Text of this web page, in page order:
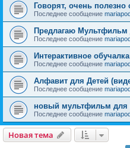
Говорят, очень
Последнее сообщение
Предлагаю
Последнее сообщение
Интерактивное
Последнее сообщение
Алфавит для Детей
Последнее сообщение
новый мультфильм
Последнее сообщение
Новая тема